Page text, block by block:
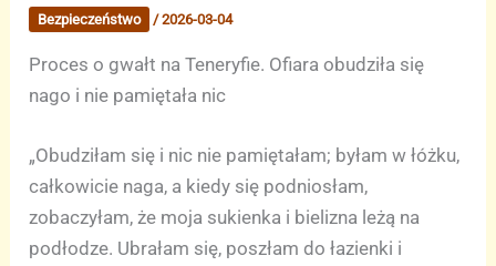
Bezpieczeństwo /2026-03-04
Proces o gwałt na Teneryfie. Ofiara obudziła się
nago i nie pamiętała nic
„Obudziłam się i nic nie pamiętałam; byłam w łóżku,
całkowicie naga, a kiedy się podniosłam,
zobaczyłam, że moja sukienka i bielizna leżą na
podłodze. Ubrałam się, poszłam do łazienki i